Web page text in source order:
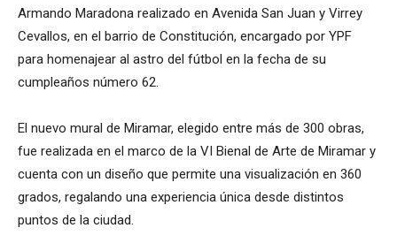
Armando Maradona realizado en Avenida San Juan y Virrey
Cevallos, en el barrio de Constitución, encargado por YPF
para homenajear al astro del fútbol en la fecha de su
cumpleaños número 62.
El nuevo mural de Miramar, elegido entre más de 300 obras,
fue realizada en el marco de la VI Bienal de Arte de Miramar y
cuenta con un diseño que permite una visualización en 360
grados, regalando una experiencia única desde distintos
puntos de la ciudad.